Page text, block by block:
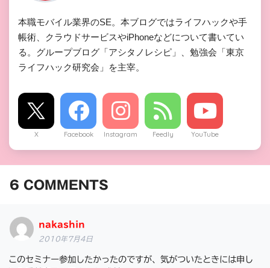
本職モバイル業界のSE。本ブログではライフハックや手
帳術、クラウドサービスやiPhoneなどについて書いてい
る。グループブログ「アシタノレシピ」、勉強会「東京
ライフハック研究会」を主宰。
X Facebook Instagram Feedly YouTube
6 COMMENTS
nakashin
2010年7月4日
このセミナー参加したかったのですが、気がついたときには申し